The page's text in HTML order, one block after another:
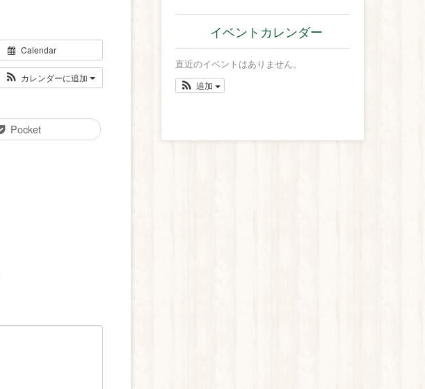
Calendar
カレンダーに追加
Pocket
イベントカレンダー
直近のイベントはありません。
追加